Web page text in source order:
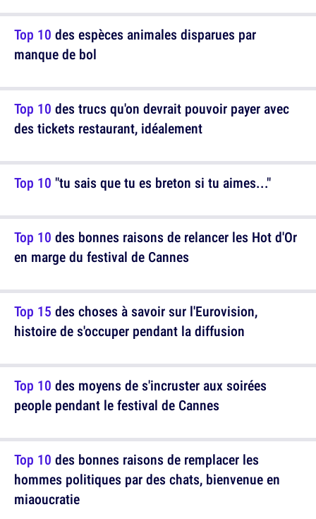
Top 10 des trucs qu'on devrait pouvoir payer avec
des tickets restaurant, idéalement
Top 10 des bonnes raisons de relancer les Hot d'Or
en marge du festival de Cannes
Top 10 des moyens de s'incruster aux soirées
people pendant le festival de Cannes
Top 10 des espèces animales disparues par
manque de bol
Top 10 "tu sais que tu es breton si tu aimes..."
Top 15 des choses à savoir sur l'Eurovision,
histoire de s'occuper pendant la diffusion
Top 10 des bonnes raisons de remplacer les
hommes politiques par des chats, bienvenue en
miaoucratie